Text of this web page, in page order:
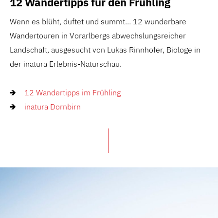
Wenn es blüht, duftet und summt… 12 wunderbare
Wandertouren in Vorarlbergs abwechslungsreicher
Landschaft, ausgesucht von Lukas Rinnhofer, Biologe in
der inatura Erlebnis-Naturschau.
12 Wandertipps im Frühling
inatura Dornbirn